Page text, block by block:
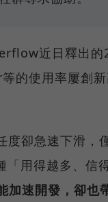
近日釋出
使用率屢創
度卻急速下滑，
「用得越多、信
加速開發，卻也